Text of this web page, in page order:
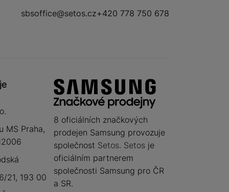
sbsoffice@setos.cz+420 778 750 678
MS Praha,
21, 193 00
8 oficiálních značkových
prodejen Samsung provozuje
společnost Setos. Setos je
oficiálním partnerem
společnosti Samsung pro ČR
a SR.